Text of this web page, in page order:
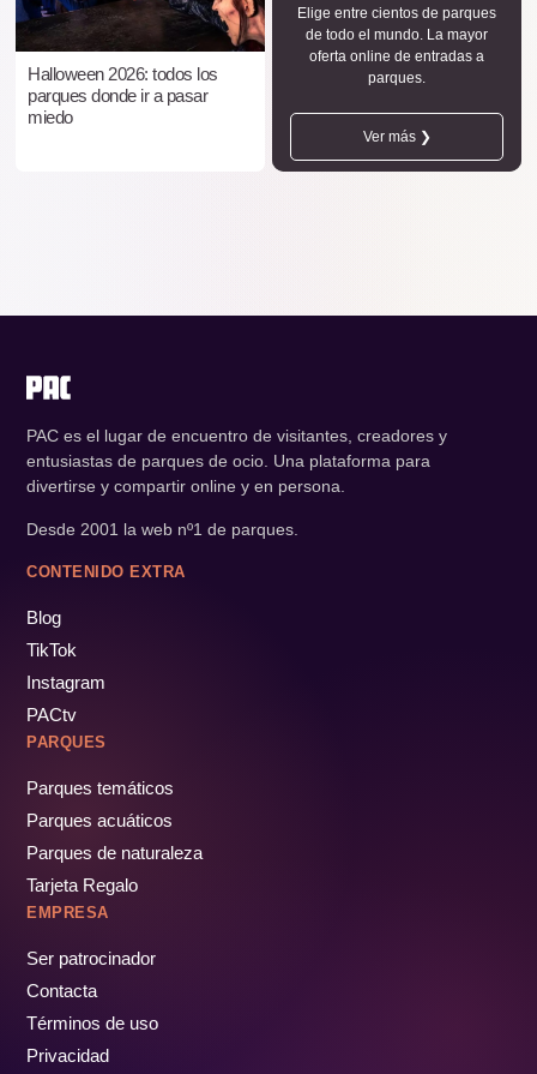
Halloween 2026: todos los
parques donde ir a pasar
miedo
Elige entre cientos de parques
de todo el mundo. La mayor
oferta online de entradas a
parques.
Ver más ❯
PAC es el lugar de encuentro de visitantes, creadores y
entusiastas de parques de ocio. Una plataforma para
divertirse y compartir online y en persona.
Desde 2001 la web nº1 de parques.
CONTENIDO EXTRA
Blog
TikTok
Instagram
PACtv
PARQUES
Parques temáticos
Parques acuáticos
Parques de naturaleza
Tarjeta Regalo
EMPRESA
Ser patrocinador
Contacta
Términos de uso
Privacidad